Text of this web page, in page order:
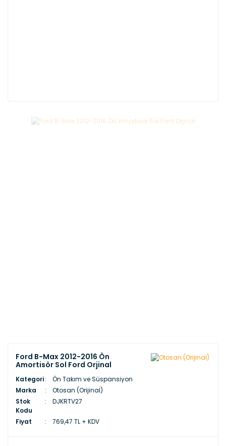
Ford B-Max 2012-2016 Ön
Amortisör Sol Ford Orjinal
Kategori
Ön Takım ve Süspansiyon
Marka
Otosan (Orijinal)
Stok
Kodu
DJKRTV27
Fiyat 769,47 TL + KDV